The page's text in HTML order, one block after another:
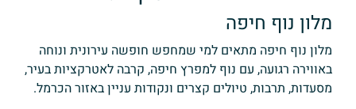
מלון נוף חיפה
מלון נוף חיפה מתאים למי שמחפש חופשה עירונית ונוחה
באווירה רגועה, עם נוף למפרץ חיפה, קרבה לאטרקציות בעיר,
מסעדות, תרבות, טיולים קצרים ונקודות עניין באזור הכרמל.